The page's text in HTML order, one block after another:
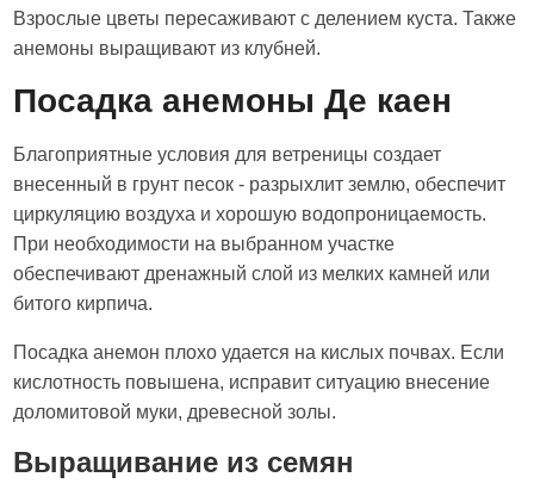
Взрослые цветы пересаживают с делением куста. Также
анемоны выращивают из клубней.
Посадка анемоны Де каен
Благоприятные условия для ветреницы создает
внесенный в грунт песок - разрыхлит землю, обеспечит
циркуляцию воздуха и хорошую водопроницаемость.
При необходимости на выбранном участке
обеспечивают дренажный слой из мелких камней или
битого кирпича.
Посадка анемон плохо удается на кислых почвах. Если
кислотность повышена, исправит ситуацию внесение
доломитовой муки, древесной золы.
Выращивание из семян